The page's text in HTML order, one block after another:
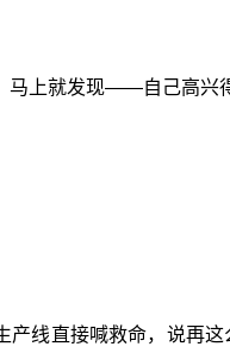
马上就发现——自己高兴
产线直接喊救命，说再